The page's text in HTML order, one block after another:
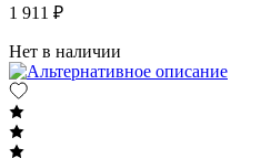
1 911 ₽
Нет в наличии